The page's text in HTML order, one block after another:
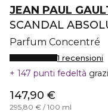
JEAN PAUL
SCANDAL
Parfum Concentré
1 recensioni
147 punti fedeltà
147,90 €
295,80 € / 100 ml